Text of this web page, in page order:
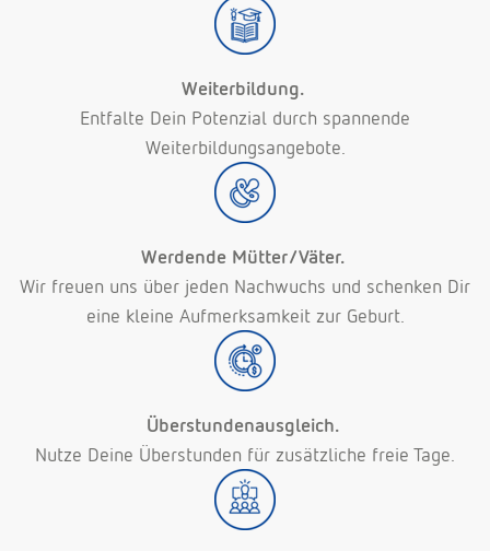
Weiterbildung.
Entfalte Dein Potenzial durch spannende
Weiterbildungsangebote.
Werdende Mütter/Väter.
Wir freuen uns über jeden Nachwuchs und schenken Dir
eine kleine Aufmerksamkeit zur Geburt.
Überstundenausgleich.
Nutze Deine Überstunden für zusätzliche freie Tage.